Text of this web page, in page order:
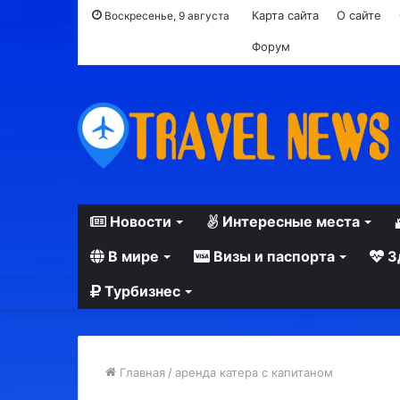
Воскресенье, 9 августа Карта сайта О сайте
Форум
Новости
Интересные места
В мире
Визы и паспорта
Турбизнес
Главная / аренда катера с капитаном